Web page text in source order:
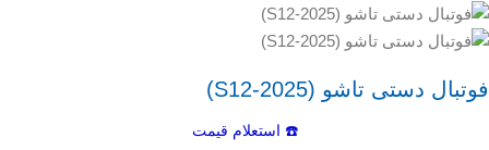
فوتبال دستی تاشو (S12-2025)
☎️ استعلام قیمت